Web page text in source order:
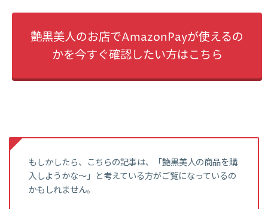
艶黒美人のお店でAmazonPayが使えるの
かを今すぐ確認したい方はこちら
もしかしたら、こちらの記事は、「艶黒美人の商品を購
入しようかな～」と考えている方がご覧になっているの
かもしれません。